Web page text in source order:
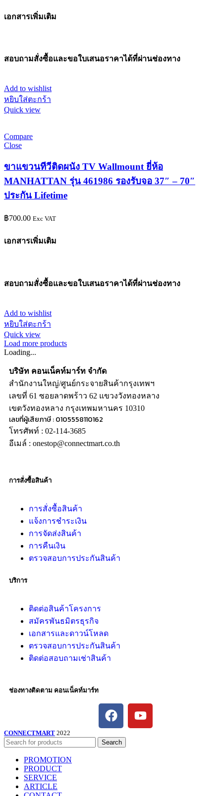
เอกสารเพิ่มเติม
สอบถามสั่งซื้อและขอใบเสนอราคาได้ที่ผ่านช่องทาง
Add to wishlist
หยิบใส่ตะกร้า
Quick view
Compare
Close
ขาแขวนทีวีติดผนัง TV Wallmount ยี่ห้อ
MANHATTAN รุ่น 461986 รองรับจอ 37″ – 70″
ประกัน Lifetime
฿700.00 Exc VAT
เอกสารเพิ่มเติม
สอบถามสั่งซื้อและขอใบเสนอราคาได้ที่ผ่านช่องทาง
Add to wishlist
หยิบใส่ตะกร้า
Quick view
Load more products
Loading...
บริษัท คอนเน็คท์มาร์ท จำกัด
สำนักงานใหญ่/ศูนย์กระจายสินค้ากรุงเทพฯ
เลขที่ 61 ซอยลาดพร้าว 62 แขวงวังทองหลาง
เขตวังทองหลาง กรุงเทพมหานคร 10310
เลขที่ผู้เสียภาษี : 0105558110162
โทรศัพท์ : 02-114-3685
อีเมล์ : onestop@connectmart.co.th
การสั่งซื้อสินค้า
การสั่งซื้อสินค้า
แจ้งการชำระเงิน
การจัดส่งสินค้า
การคืนเงิน
ตรวจสอบการประกันสินค้า
บริการ
ติดต่อสินค้าโครงการ
สมัครพันธมิตรธุรกิจ
เอกสารและดาวน์โหลด
ตรวจสอบการประกันสินค้า
ติดต่อสอบถามเช่าสินค้า
ช่องทางติดตาม คอนเน็คท์มาร์ท
CONNECTMART 2022
Search
PROMOTION
PRODUCT
SERVICE
ARTICLE